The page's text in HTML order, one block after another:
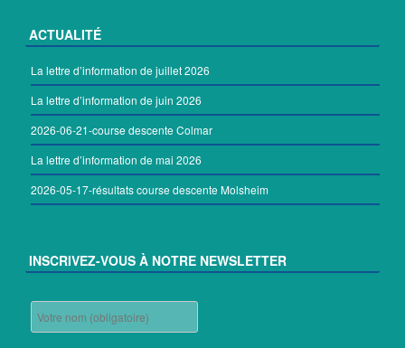
ACTUALITÉ
La lettre d’information de juillet 2026
La lettre d’information de juin 2026
2026-06-21-course descente Colmar
La lettre d’information de mai 2026
2026-05-17-résultats course descente Molsheim
INSCRIVEZ-VOUS À NOTRE NEWSLETTER